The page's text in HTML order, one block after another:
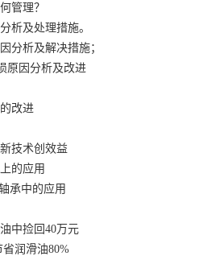
管理？
析及处理措施。
分析及解决措施；
原因分析及改进
改进
技术创效益
的应用
承中的应用
中捡回40万元
润滑油80%